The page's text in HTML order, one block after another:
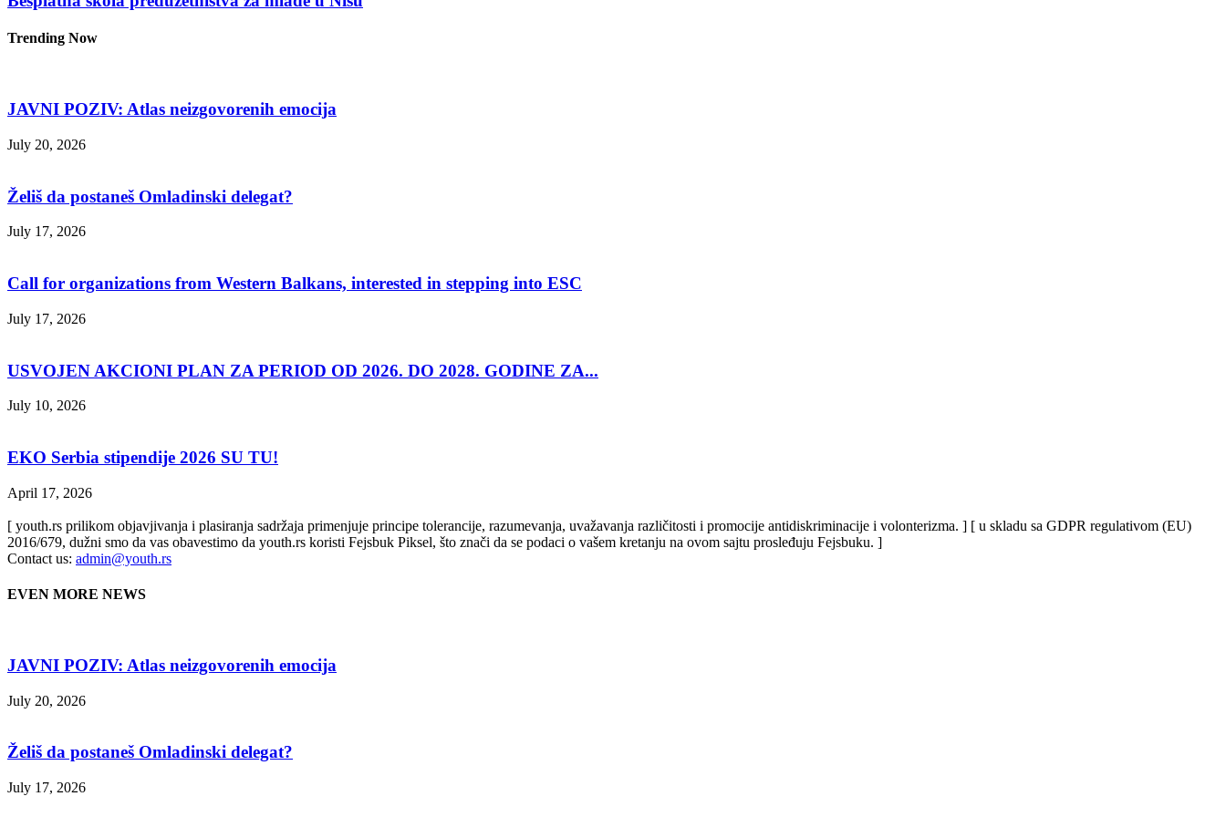
Trending Now
JAVNI POZIV: Atlas neizgovorenih emocija
July 20, 2026
Želiš da postaneš Omladinski delegat?
July 17, 2026
Call for organizations from Western Balkans, interested in stepping into ESC
July 17, 2026
USVOJEN AKCIONI PLAN ZA PERIOD OD 2026. DO 2028. GODINE ZA...
July 10, 2026
EKO Serbia stipendije 2026 SU TU!
April 17, 2026
[ youth.rs prilikom objavjivanja i plasiranja sadržaja primenjuje principe tolerancije, razumevanja, uvažavanja različitosti i promocije antidiskriminacije i volonterizma. ] [ u skladu sa GDPR regulativom (EU)
2016/679, dužni smo da vas obavestimo da youth.rs koristi Fejsbuk Piksel, što znači da se podaci o vašem kretanju na ovom sajtu prosleđuju Fejsbuku. ]
Contact us: admin@youth.rs
EVEN MORE NEWS
JAVNI POZIV: Atlas neizgovorenih emocija
July 20, 2026
Želiš da postaneš Omladinski delegat?
July 17, 2026